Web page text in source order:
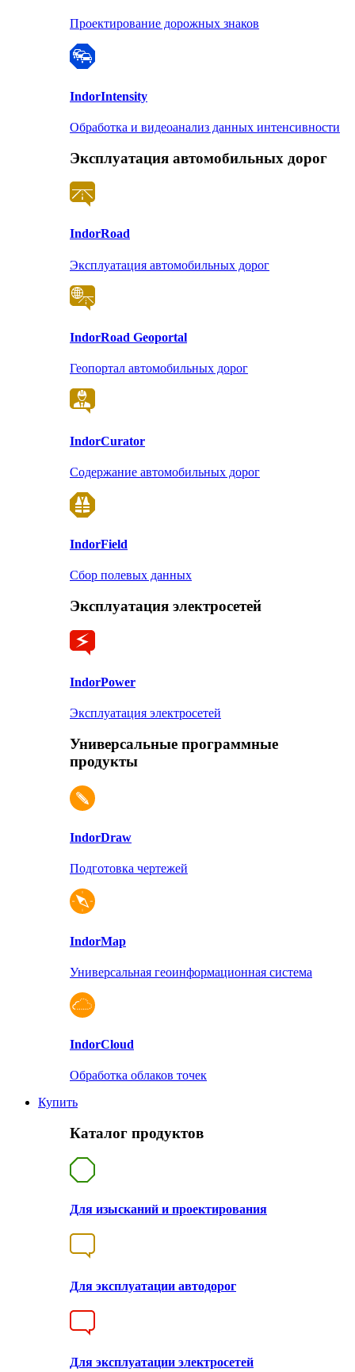
Проектирование дорожных знаков
IndorIntensity
Обработка и видеоанализ данных интенсивности
Эксплуатация автомобильных дорог
IndorRoad
Эксплуатация автомобильных дорог
IndorRoad Geoportal
Геопортал автомобильных дорог
IndorCurator
Содержание автомобильных дорог
IndorField
Сбор полевых данных
Эксплуатация электросетей
IndorPower
Эксплуатация электросетей
Универсальные программные
продукты
IndorDraw
Подготовка чертежей
IndorMap
Универсальная геоинформационная система
IndorCloud
Обработка облаков точек
Купить
Каталог продуктов
Для изысканий и проектирования
Для эксплуатации автодорог
Для эксплуатации электросетей